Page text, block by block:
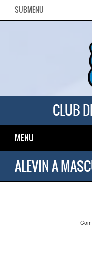
SUBMENU
CLUB
MENU
ALEVIN A